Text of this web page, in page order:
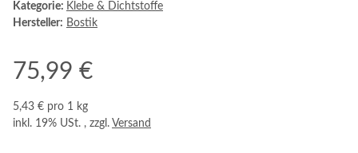
Kategorie: Klebe & Dichtstoffe
Hersteller: Bostik
75,99 €
5,43 € pro 1 kg
inkl. 19% USt. , zzgl. Versand